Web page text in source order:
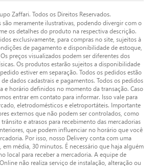
Zaffari. Todos os Direitos Reservados.
meramente ilustrativas, podendo divergir com o
os detalhes do produto na respectiva descrição.
exclusivamente, para compras no site, sujeitos à
de pagamento e disponibilidade de estoque,
preços visualizados podem ser diferentes dos
Os produtos estarão sujeitos a disponibilidade
estiver em separação. Todos os pedidos estão
dados cadastrais e pagamentos. Todos os pedidos
e horário definidos no momento da transação. Caso
entrar em contato para informar. Isso vale para
eletrodomésticos e eletroportáteis. Importante
externos que não podem ser controlados, como
e atrasos para recebimento das mercadorias
que podem influenciar no horário que você
Por isso, nosso Delivery conta com uma
média, 30 minutos. É necessário que haja alguém
local para receber a mercadoria. A equipe de
não realiza serviço de instalação, alteração ou